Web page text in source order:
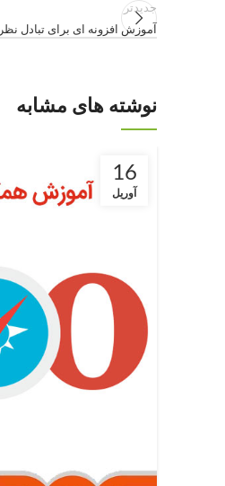
جدیدتر
آموزش افزونه ای برای تبادل
نوشته های مشابه
16
آوریل